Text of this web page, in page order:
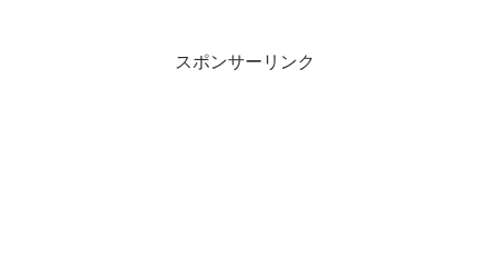
スポンサーリンク